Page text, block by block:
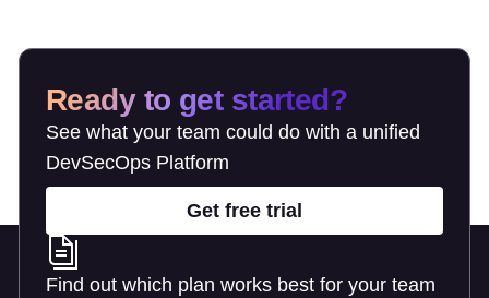
Ready to get started?
See what your team could do with a unified
DevSecOps Platform
Get free trial
Find out which plan works best for your team